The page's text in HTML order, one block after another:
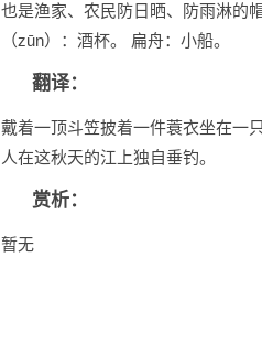
也是渔家、农民防日晒、防雨淋的
（zūn）：酒杯。 扁舟：小船。
翻译：
戴着一顶斗笠披着一件蓑衣坐在一
人在这秋天的江上独自垂钓。
赏析：
暂无